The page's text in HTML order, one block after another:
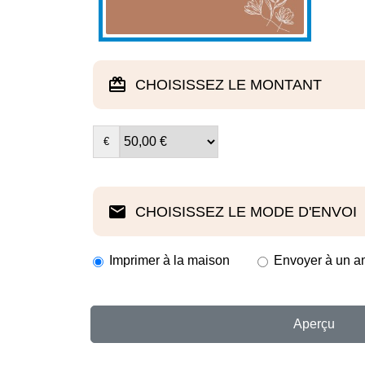
CHOISISSEZ LE MONTANT
€
CHOISISSEZ LE MODE D'ENVOI
Imprimer à la maison Envoyer à un
Aperçu